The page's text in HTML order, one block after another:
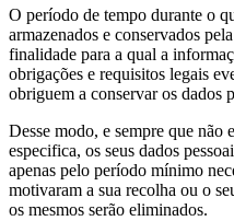
O período de tempo durante o
armazenados e conservados
finalidade para a qual a
obrigações e requisitos legais
obriguem a conservar os dados
Desse modo, e sempre que não
especifica, os seus dados
apenas pelo período mínimo
motivaram a sua recolha ou o
os mesmos serão eliminados.